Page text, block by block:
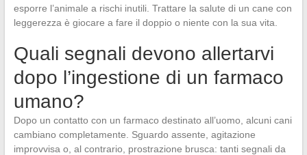
esporre l’animale a rischi inutili. Trattare la salute di un cane con
leggerezza è giocare a fare il doppio o niente con la sua vita.
Quali segnali devono allertarvi
dopo l’ingestione di un farmaco
umano?
Dopo un contatto con un farmaco destinato all’uomo, alcuni cani
cambiano completamente. Sguardo assente, agitazione
improvvisa o, al contrario, prostrazione brusca: tanti segnali da